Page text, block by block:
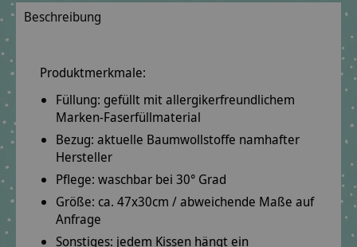
Beschreibung
Produktmerkmale:
Füllung: gefüllt mit allergikerfreundlichem
Marken-Faserfüllmaterial
Bezug: aktuelle Baumwollstoffe namhafter
Hersteller
Pflege: waschbar bei 30° Grad
Größe: ca. 47x30cm / abweichende Maße auf
Anfrage
Sonstiges: jedem Kissen hängt ein